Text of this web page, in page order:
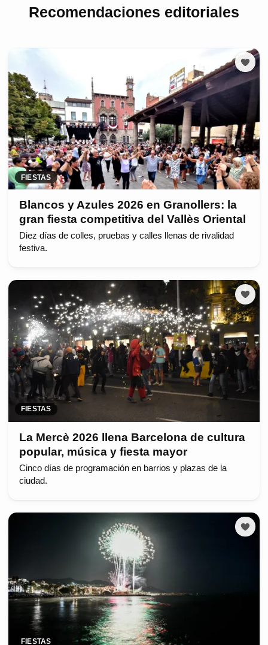
Recomendaciones editoriales
FIESTAS
Blancos y Azules 2026 en Granollers: la
gran fiesta competitiva del Vallès Oriental
Diez días de colles, pruebas y calles llenas de rivalidad
festiva.
FIESTAS
La Mercè 2026 llena Barcelona de cultura
popular, música y fiesta mayor
Cinco días de programación en barrios y plazas de la
ciudad.
FIESTAS